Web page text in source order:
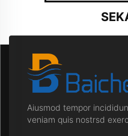
Aiusmod tempor
veniam quis nostrsd